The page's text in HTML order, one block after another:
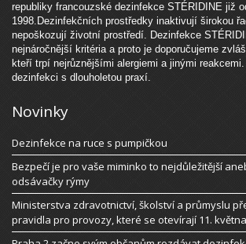
republiky francouzské dezinfekce STÉRIDINE již
1998.Dezinfekčních prostředky inaktivují širokou
nepoškozují životní prostředí. Dezinfekce
nejnáročnější kritéria a proto je doporučujeme
kteří trpí nejrůznějšími alergiemi a jinými
dezinfekci s dlouholetou praxí.
Novinky
Dezinfekce na ruce s pumpičkou
Bezpečí je pro vaše miminko to nejdůležitější
odsávačky rýmy
Ministerstva zdravotnictví, školství a průmyslu
pravidla pro provozy, které se otevírají 11. května